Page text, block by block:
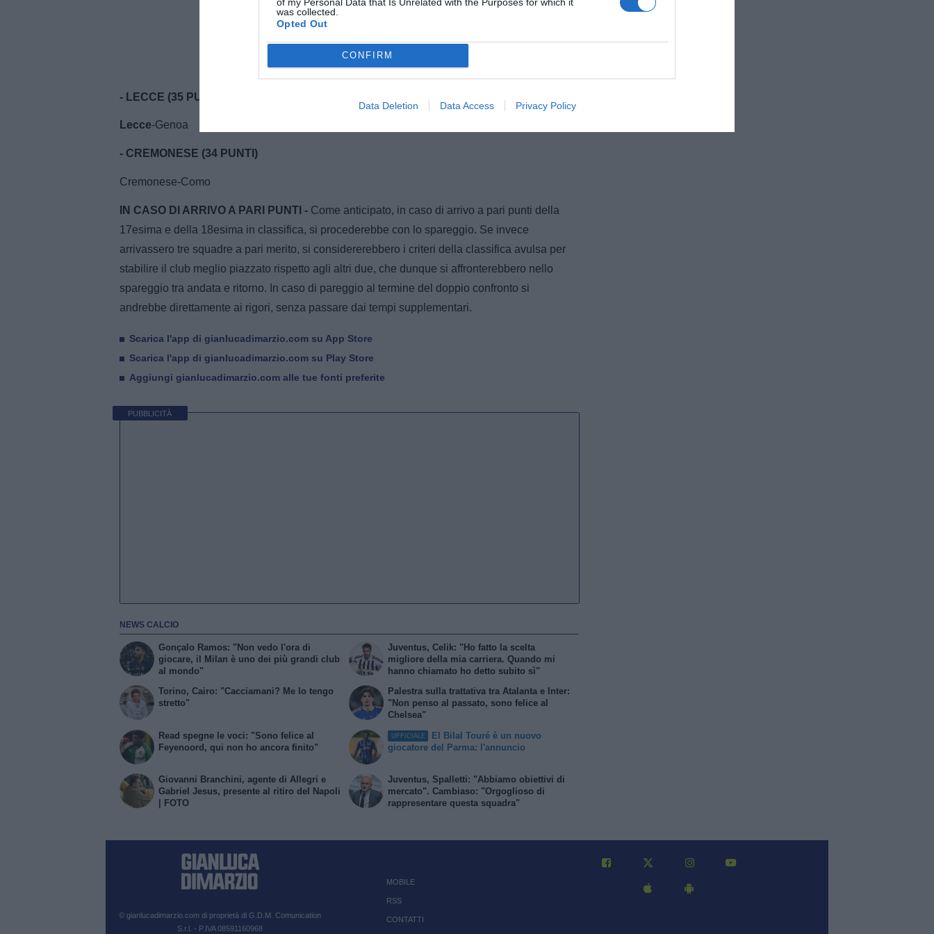
of my Personal Data that Is Unrelated with the Purposes for which it
was collected.
Opted Out
CONFIRM
Data Deletion Data Access Privacy Policy
- LECCE (35 PUNTI)
Lecce-Genoa
- CREMONESE (34 PUNTI)
Cremonese-Como
IN CASO DI ARRIVO A PARI PUNTI - Come anticipato, in caso di arrivo a pari punti della
17esima e della 18esima in classifica, si procederebbe con lo spareggio. Se invece
arrivassero tre squadre a pari merito, si considererebbero i criteri della classifica avulsa per
stabilire il club meglio piazzato rispetto agli altri due, che dunque si affronterebbero nello
spareggio tra andata e ritorno. In caso di pareggio al termine del doppio confronto si
andrebbe direttamente ai rigori, senza passare dai tempi supplementari.
Scarica l'app di gianlucadimarzio.com su App Store
Scarica l'app di gianlucadimarzio.com su Play Store
Aggiungi gianlucadimarzio.com alle tue fonti preferite
PUBBLICITÀ
NEWS CALCIO
Gonçalo Ramos: "Non vedo l'ora di
giocare, il Milan è uno dei più grandi club
al mondo"
Torino, Cairo: "Cacciamani? Me lo tengo
stretto"
Juventus, Celik: "Ho fatto la scelta
migliore della mia carriera. Quando mi
hanno chiamato ho detto subito sì"
Palestra sulla trattativa tra Atalanta e Inter:
"Non penso al passato, sono felice al
Chelsea"
Read spegne le voci: "Sono felice al
Feyenoord, qui non ho ancora finito"
Giovanni Branchini, agente di Allegri e
Gabriel Jesus, presente al ritiro del Napoli
| FOTO
UFFICIALE
El Bilal Touré è un nuovo
giocatore del Parma: l'annuncio
Juventus, Spalletti: "Abbiamo obiettivi di
mercato". Cambiaso: "Orgoglioso di
rappresentare questa squadra"
© gianlucadimarzio.com di proprietà di G.D.M. Comunication
S.r.l. - P.IVA 08591160968
MOBILE
RSS
CONTATTI